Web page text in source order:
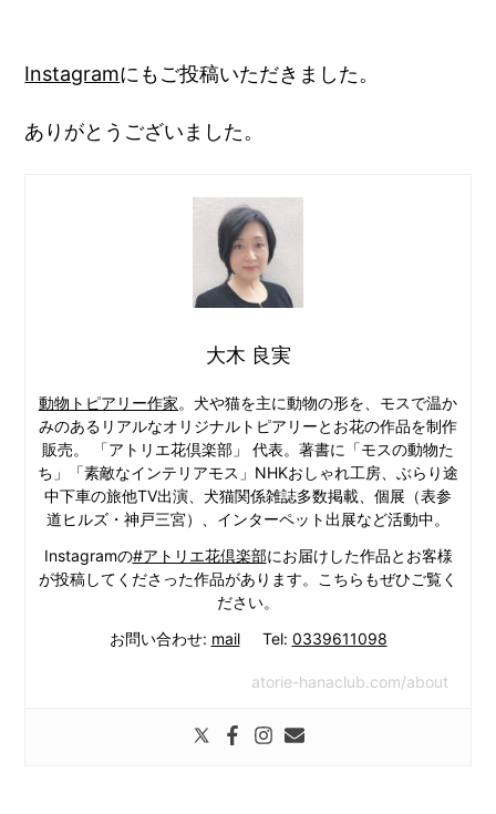
Instagramにもご投稿いただきました。
ありがとうございました。
大木 良実
動物トピアリー作家。犬や猫を主に動物の形を、モスで温か
みのあるリアルなオリジナルトピアリーとお花の作品を制作
販売。 「アトリエ花倶楽部」 代表。著書に「モスの動物た
ち」「素敵なインテリアモス」NHKおしゃれ工房、ぶらり途
中下車の旅他TV出演、犬猫関係雑誌多数掲載、個展（表参
道ヒルズ・神戸三宮）、インターペット出展など活動中。
Instagramの#アトリエ花倶楽部にお届けした作品とお客様
が投稿してくださった作品があります。こちらもぜひご覧く
ださい。
お問い合わせ: mailTel: 0339611098
atorie-hanaclub.com/about